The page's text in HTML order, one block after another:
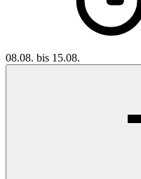
08.08. bis 15.08.